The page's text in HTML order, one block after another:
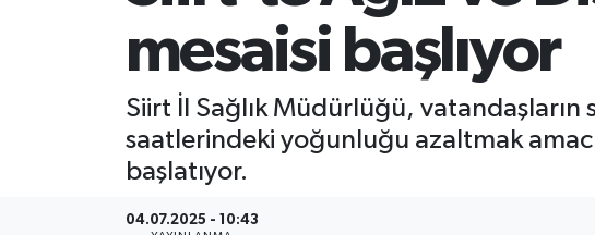
mesaisi başlıyor
Siirt İl Sağlık Müdürlüğü, vatandaşların
saatlerindeki yoğunluğu azaltmak
başlatıyor.
04.07.2025 - 10:43
İLÇELER
KÜLTÜR-SANAT
SAĞLIK-YAŞAM
Süper Lig Puan Durumu ve Fikstür
Tüm Manşetler
Son Dakika Haberleri
Haber Arşivi